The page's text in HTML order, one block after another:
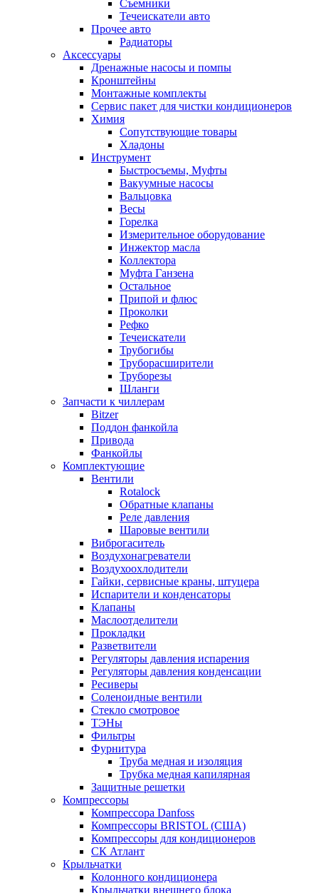
Съемники
Течеискатели авто
Прочее авто
Радиаторы
Аксессуары
Дренажные насосы и помпы
Кронштейны
Монтажные комплекты
Сервис пакет для чистки кондиционеров
Химия
Сопутствующие товары
Хладоны
Инструмент
Быстросъемы, Муфты
Вакуумные насосы
Вальцовка
Весы
Горелка
Измерительное оборудование
Инжектор масла
Коллектора
Муфта Ганзена
Остальное
Припой и флюс
Проколки
Рефко
Течеискатели
Трубогибы
Труборасширители
Труборезы
Шланги
Запчасти к чиллерам
Bitzer
Поддон фанкойла
Привода
Фанкойлы
Комплектующие
Вентили
Rotalock
Обратные клапаны
Реле давления
Шаровые вентили
Виброгаситель
Воздухонагреватели
Воздухоохлодители
Гайки, сервисные краны, штуцера
Испарители и конденсаторы
Клапаны
Маслоотделители
Прокладки
Разветвители
Регуляторы давления испарения
Регуляторы давления конденсации
Ресиверы
Соленоидные вентили
Стекло смотровое
ТЭНы
Фильтры
Фурнитура
Труба медная и изоляция
Трубка медная капилярная
Защитные решетки
Компрессоры
Компрессора Danfoss
Компрессоры BRISTOL (США)
Компрессоры для кондиционеров
СК Атлант
Крыльчатки
Колонного кондиционера
Крыльчатки внешнего блока